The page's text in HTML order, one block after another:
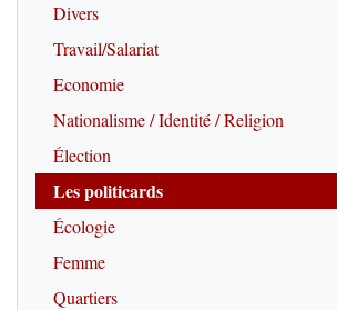
Divers
Travail/Salariat
Economie
Nationalisme / Identité / Religion
Élection
Les politicards
Écologie
Femme
Quartiers